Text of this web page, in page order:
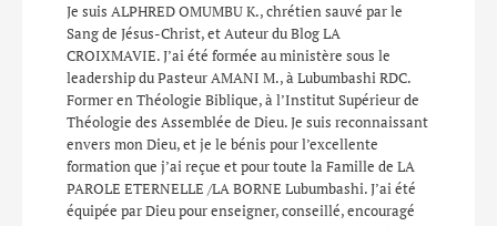
Je suis ALPHRED OMUMBU K., chrétien sauvé par le
Sang de Jésus-Christ, et Auteur du Blog LA
CROIXMAVIE. J’ai été formée au ministère sous le
leadership du Pasteur AMANI M., à Lubumbashi RDC.
Former en Théologie Biblique, à l’Institut Supérieur de
Théologie des Assemblée de Dieu. Je suis reconnaissant
envers mon Dieu, et je le bénis pour l’excellente
formation que j’ai reçue et pour toute la Famille de LA
PAROLE ETERNELLE /LA BORNE Lubumbashi. J’ai été
équipée par Dieu pour enseigner, conseillé, encouragé